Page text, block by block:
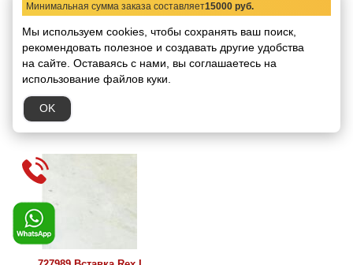
727549 Вставка Rex I
Bianchi Ang.Torello
Bianco Nat 4x4
Код товара:1655
Размер:4х4
720.84 руб.
В корзину
727990 Вставка Rex I
Bianchi Sorrento Luc
Код товара:1656
Размер:3х3
Минимальная сумма заказа составляет15000 руб.
Мы используем cookies, чтобы сохранять ваш поиск,
рекомендовать полезное и создавать другие удобства
на сайте. Оставаясь с нами, вы соглашаетесь на
использование файлов куки.
OK